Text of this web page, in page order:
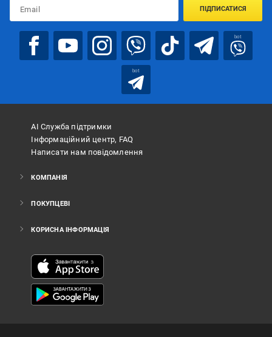
ПІДПИСАТИСЯ
bot
bot
АІ Служба підтримки
Інформаційний центр, FAQ
Написати нам повідомлення
КОМПАНІЯ
ПОКУПЦЕВІ
КОРИСНА ІНФОРМАЦІЯ